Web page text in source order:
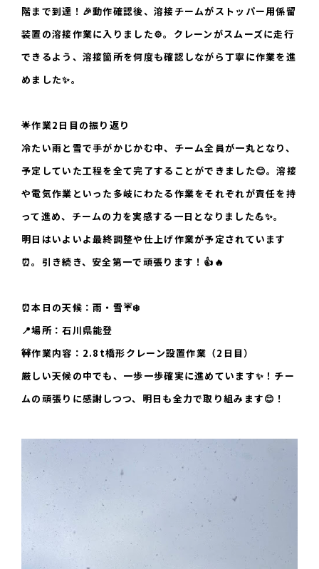
階まで到達！🎉動作確認後、溶接チームがストッパー用係留
装置の溶接作業に入りました⚙️。クレーンがスムーズに走行
できるよう、溶接箇所を何度も確認しながら丁寧に作業を進
めました✨。
🌟作業2日目の振り返り
冷たい雨と雪で手がかじかむ中、チーム全員が一丸となり、
予定していた工程を全て完了することができました😊。溶接
や電気作業といった多岐にわたる作業をそれぞれが責任を持
って進め、チームの力を実感する一日となりました💪✨。
明日はいよいよ最終調整や仕上げ作業が予定されています
⏰。引き続き、安全第一で頑張ります！👍🔥
⏰本日の天候：雨・雪☔❄️
📍場所：石川県能登
🚧作業内容：2.8t橋形クレーン設置作業（2日目）
厳しい天候の中でも、一歩一歩確実に進めています✨！チー
ムの頑張りに感謝しつつ、明日も全力で取り組みます😊！